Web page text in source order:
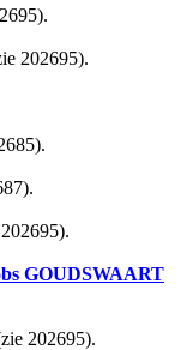
202695).
GOUDSWAART
202695).